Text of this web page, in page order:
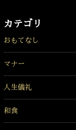
カテゴリ
おもてなし
マナー
人生儀礼
和食